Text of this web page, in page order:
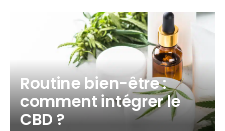
Routine bien-être :
comment intégrer le
CBD ?